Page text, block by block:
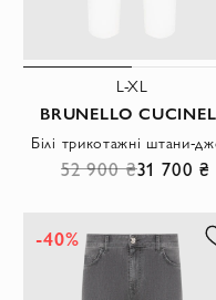
L-XL
BRUNELLO
52 900 ₴31 700 ₴
-40%